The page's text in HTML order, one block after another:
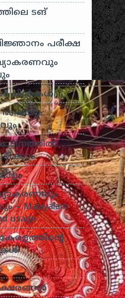
ടങ്
പരീക്ഷ
ചിന്തകൾ…
ഭാഷയും
Malayalam
usage